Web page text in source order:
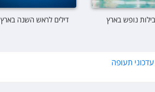
דילים לראש השנה בארץ נופש בארץ
עדכוני תעופה